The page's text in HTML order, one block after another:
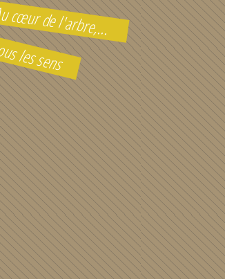
les sens
cœur de l'arbre,...